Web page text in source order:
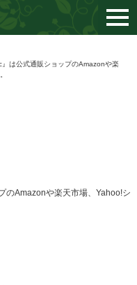
は公式通販ショップのAmazonや楽
のAmazonや楽天市場、Yahoo!シ